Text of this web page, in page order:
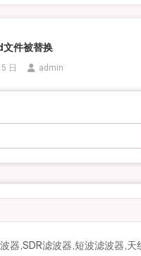
件被替换
日 admin
器,SDR滤波器,短波滤波器,天